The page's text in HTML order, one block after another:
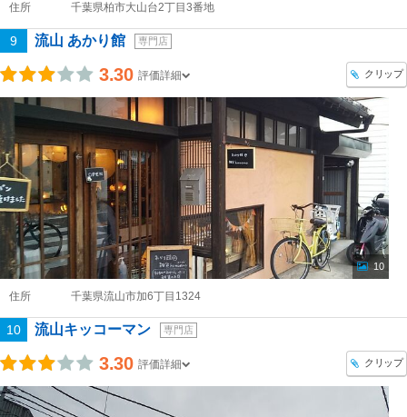
住所 千葉県柏市大山台2丁目3番地
9 流山 あかり館 専門店
3.30 評価詳細 クリップ
10
住所 千葉県流山市加6丁目1324
10 流山キッコーマン 専門店
3.30 評価詳細 クリップ